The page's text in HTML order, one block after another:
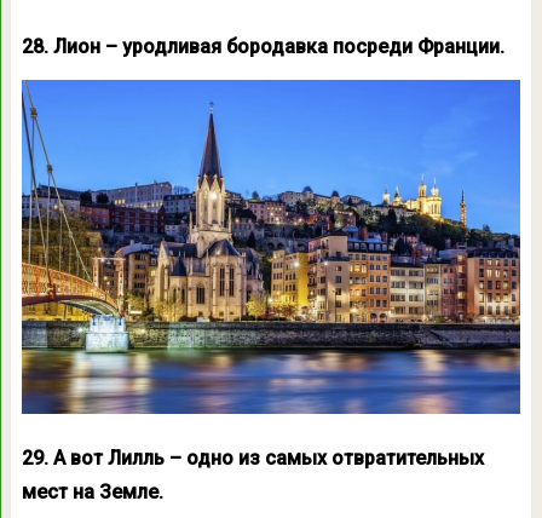
28. Лион – уродливая бородавка посреди Франции.
29. А вот Лилль – одно из самых отвратительных
мест на Земле.